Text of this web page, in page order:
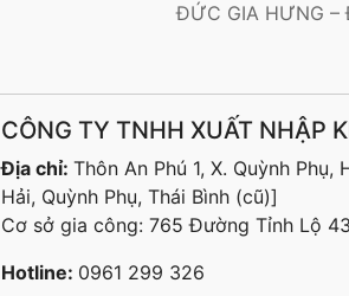
ĐỨC GIA HƯNG –
CÔNG TY TNHH XUẤT NHẬP
Địa chỉ: Thôn An Phú 1, X. Quỳnh Phụ,
Hải, Quỳnh Phụ, Thái Bình (cũ)]
Cơ sở gia công: 765 Đường Tỉnh Lộ
Hotline: 0961 299 326